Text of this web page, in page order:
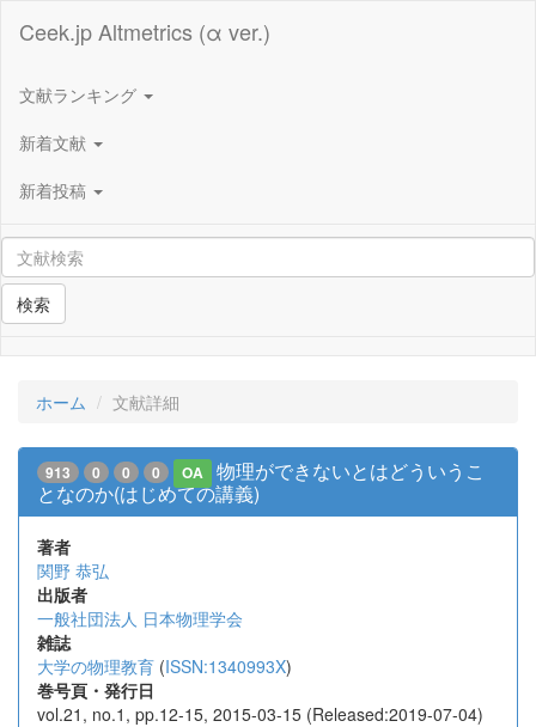
Ceek.jp Altmetrics (α ver.)
文献ランキング
新着文献
新着投稿
検索
ホーム 文献詳細
913 0 0 0 OA
物理ができないとはどういうこ
となのか(はじめての講義)
著者
関野 恭弘
出版者
一般社団法人 日本物理学会
雑誌
大学の物理教育 (ISSN:1340993X)
巻号頁・発行日
vol.21, no.1, pp.12-15, 2015-03-15 (Released:2019-07-04)